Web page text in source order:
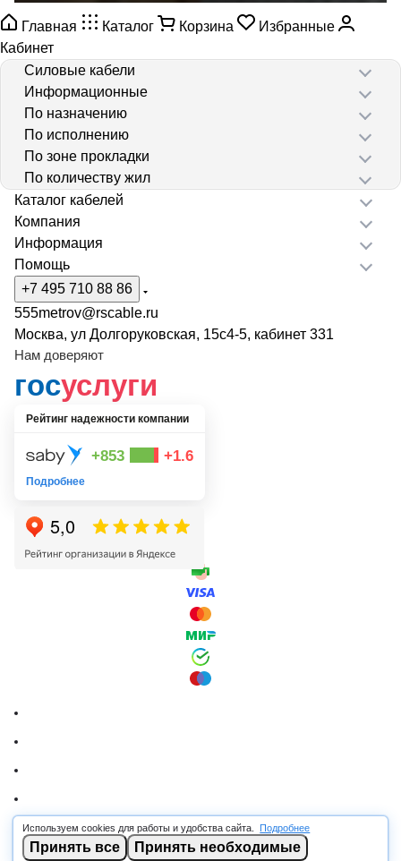
Используем cookies для работы и удобства сайта. Подробнее
Принять все Принять необходимые
Главная Каталог Корзина
Избранные
Кабинет
Силовые кабели
Информационные
По назначению
По исполнению
По зоне прокладки
По количеству жил
Каталог кабелей
Компания
Информация
Помощь
+7 495 710 88 86
555metrov@rscable.ru
Москва, ул Долгоруковская, 15с4-5, кабинет 331
Нам доверяют
госуслуги
Рейтинг надежности компании
+853 +1.6
Подробнее
© 2026 RSCABLE.RU - Оптовая продажа кабеля
ООО «РОСКАБ», ИНН 7802877462, ОГРН